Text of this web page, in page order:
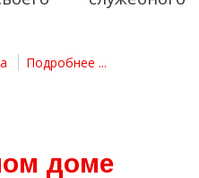
Подробнее ...
доме